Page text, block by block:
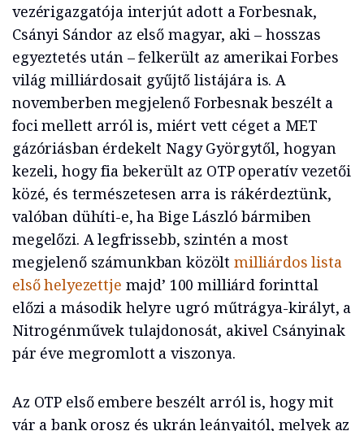
vezérigazgatója interjút adott a Forbesnak,
Csányi Sándor az első magyar, aki – hosszas
egyeztetés után – felkerült az amerikai Forbes
világ milliárdosait gyűjtő listájára is. A
novemberben megjelenő Forbesnak beszélt a
foci mellett arról is, miért vett céget a MET
gázóriásban érdekelt Nagy Györgytől, hogyan
kezeli, hogy fia bekerült az OTP operatív vezetői
közé, és természetesen arra is rákérdeztünk,
valóban dühíti-e, ha Bige László bármiben
megelőzi. A legfrissebb, szintén a most
megjelenő számunkban közölt milliárdos lista
első helyezettje majd’ 100 milliárd forinttal
előzi a második helyre ugró műtrágya-királyt, a
Nitrogénművek tulajdonosát, akivel Csányinak
pár éve megromlott a viszonya.
Az OTP első embere beszélt arról is, hogy mit
vár a bank orosz és ukrán leányaitól, melyek az